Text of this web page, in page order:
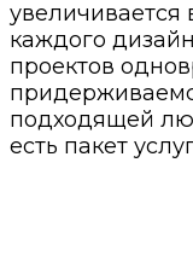
увеличивается
каждого
проектов
подходящей
есть пакет